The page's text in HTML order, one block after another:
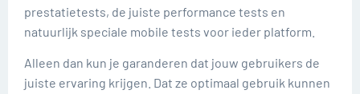
prestatietests, de juiste performance tests en
natuurlijk speciale mobile tests voor ieder platform.
Alleen dan kun je garanderen dat jouw gebruikers de
juiste ervaring krijgen. Dat ze optimaal gebruik kunnen